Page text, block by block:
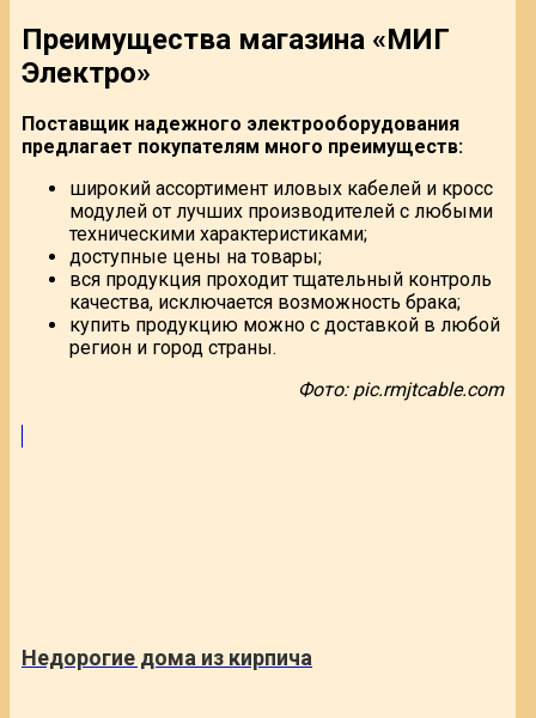
Преимущества магазина «МИГ
Электро»
Поставщик надежного электрооборудования
предлагает покупателям много преимуществ:
широкий ассортимент иловых кабелей и кросс
модулей от лучших производителей с любыми
техническими характеристиками;
доступные цены на товары;
вся продукция проходит тщательный контроль
качества, исключается возможность брака;
купить продукцию можно с доставкой в любой
регион и город страны.
Фото: pic.rmjtcable.com
Недорогие дома из кирпича